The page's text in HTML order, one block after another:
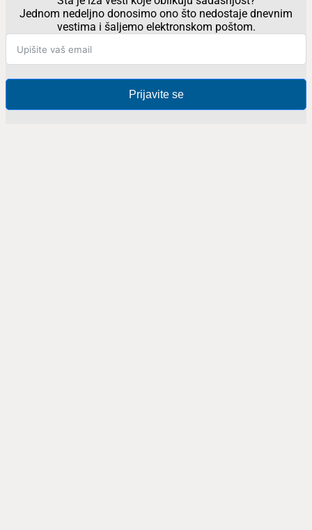
Jednom nedeljno donosimo ono što nedostaje dnevnim
vestima i šaljemo elektronskom poštom.
Prijavite se